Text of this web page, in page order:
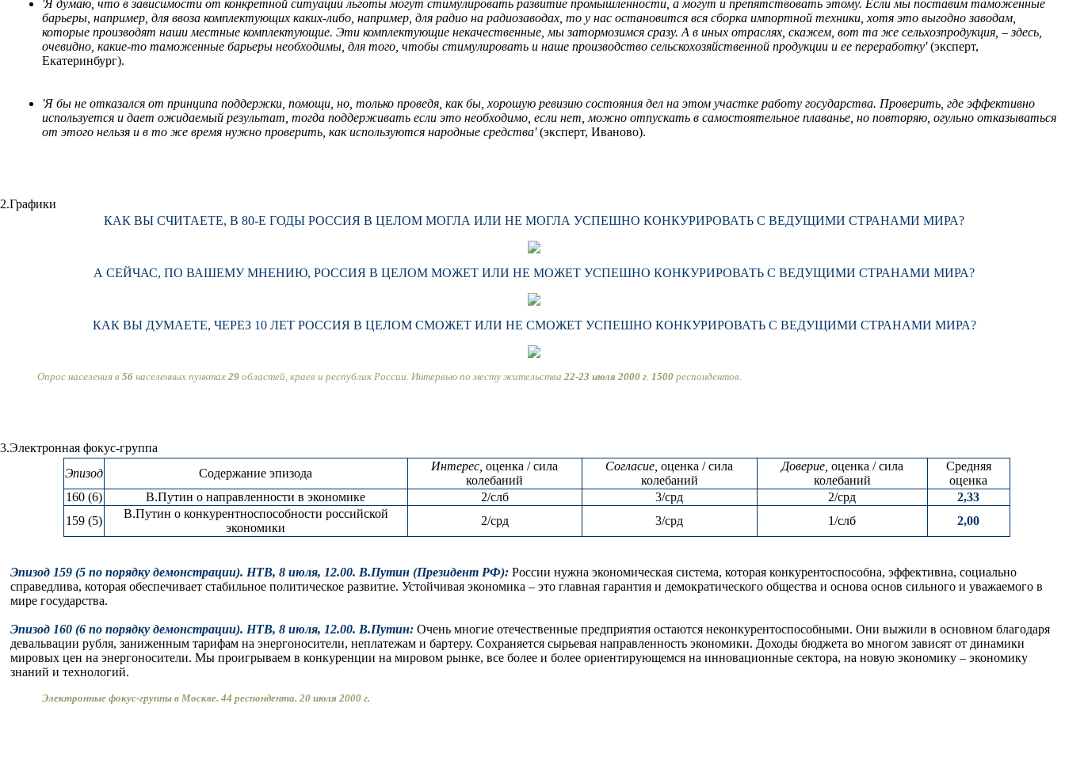
'Я думаю, что в зависимости от конкретной ситуации льготы могут стимулировать развитие промышленности, а могут и препятствовать этому. Если мы поставим таможенные
барьеры, например, для ввоза комплектующих каких-либо, например, для радио на радиозаводах, то у нас остановится вся сборка импортной техники, хотя это выгодно заводам,
которые производят наши местные комплектующие. Эти комплектующие некачественные, мы затормозимся сразу. А в иных отраслях, скажем, вот та же сельхозпродукция, – здесь,
очевидно, какие-то таможенные барьеры необходимы, для того, чтобы стимулировать и наше производство сельскохозяйственной продукции и ее переработку'(эксперт,
Екатеринбург).
'Я бы не отказался от принципа поддержки, помощи, но, только проведя, как бы, хорошую ревизию состояния дел на этом участке работу государства. Проверить, где эффективно
используется и дает ожидаемый результат, тогда поддерживать если это необходимо, если нет, можно отпускать в самостоятельное плаванье, но повторяю, огульно отказываться
от этого нельзя и в то же время нужно проверить, как используются народные средства'(эксперт, Иваново).
2.Графики
КАК ВЫ СЧИТАЕТЕ, В 80-Е ГОДЫ РОССИЯ В ЦЕЛОМ МОГЛА ИЛИ НЕ МОГЛА УСПЕШНО КОНКУРИРОВАТЬ С ВЕДУЩИМИ СТРАНАМИ МИРА?
А СЕЙЧАС, ПО ВАШЕМУ МНЕНИЮ, РОССИЯ В ЦЕЛОМ МОЖЕТ ИЛИ НЕ МОЖЕТ УСПЕШНО КОНКУРИРОВАТЬ С ВЕДУЩИМИ СТРАНАМИ МИРА?
КАК ВЫ ДУМАЕТЕ, ЧЕРЕЗ 10 ЛЕТ РОССИЯ В ЦЕЛОМ СМОЖЕТ ИЛИ НЕ СМОЖЕТ УСПЕШНО КОНКУРИРОВАТЬ С ВЕДУЩИМИ СТРАНАМИ МИРА?
Опрос населения в 56 населенных пунктах 29 областей, краев и республик России. Интервью по месту жительства 22-23 июля 2000 г. 1500 респондентов.
3.Электронная фокус-группа
Эпизод
Содержание эпизода
Интерес, оценка / сила
колебаний
Согласие, оценка / сила
колебаний
Доверие, оценка / сила
колебаний
Средняя
оценка
160 (6)
В.Путин о направленности в экономике 2/слб 3/срд 2/срд
2,33
159 (5)
В.Путин о конкурентноспособности российской
экономики
2/срд 3/срд 1/слб 2,00
Эпизод 159 (5 по порядку демонстрации). НТВ, 8 июля, 12.00. В.Путин (Президент РФ): России нужна экономическая система, которая конкурентоспособна, эффективна, социально
справедлива, которая обеспечивает стабильное политическое развитие. Устойчивая экономика – это главная гарантия и демократического общества и основа основ сильного и уважаемого в
мире государства.
Эпизод 160 (6 по порядку демонстрации). НТВ, 8 июля, 12.00. В.Путин: Очень многие отечественные предприятия остаются неконкурентоспособными. Они выжили в основном благодаря
девальвации рубля, заниженным тарифам на энергоносители, неплатежам и бартеру. Сохраняется сырьевая направленность экономики. Доходы бюджета во многом зависят от динамики
мировых цен на энергоносители. Мы проигрываем в конкуренции на мировом рынке, все более и более ориентирующемся на инновационные сектора, на новую экономику – экономику
знаний и технологий.
Электронные фокус-группы в Москве. 44 респондента. 20 июля 2000 г.